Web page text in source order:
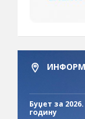
Буџет за 2026.
годину